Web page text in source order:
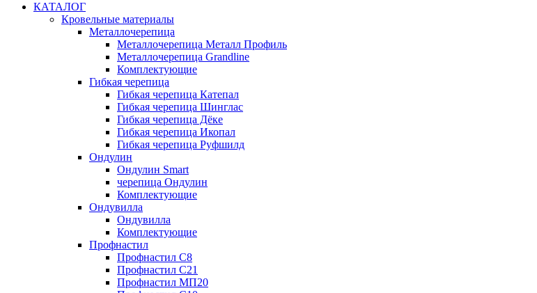
КАТАЛОГ
Кровельные материалы
Металлочерепица
Металлочерепица Металл Профиль
Металлочерепица Grandline
Комплектующие
Гибкая черепица
Гибкая черепица Катепал
Гибкая черепица Шинглас
Гибкая черепица Дёке
Гибкая черепица Икопал
Гибкая черепица Руфшилд
Ондулин
Ондулин Smart
черепица Ондулин
Комплектующие
Ондувилла
Ондувилла
Комплектующие
Профнастил
Профнастил C8
Профнастил C21
Профнастил МП20